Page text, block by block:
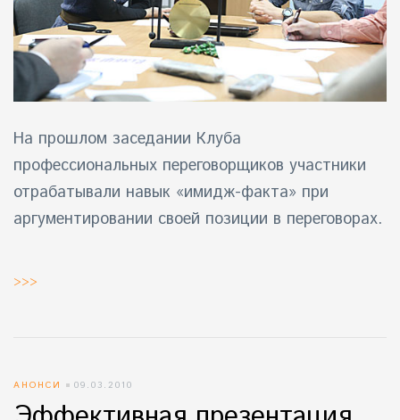
На прошлом заседании Клуба
профессиональных переговорщиков участники
отрабатывали навык «имидж-факта» при
аргументировании своей позиции в переговорах.
>>>
АНОНСИ 09.03.2010